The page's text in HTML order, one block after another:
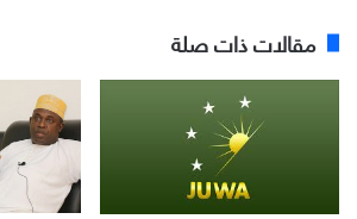
مقالات ذات صلة